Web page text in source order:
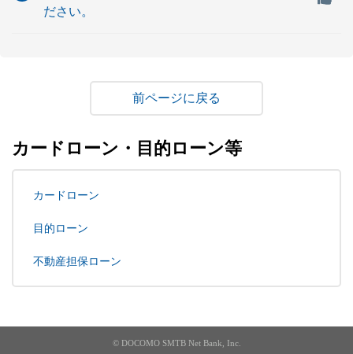
ださい。
戻る
カードローン・目的ローン等
カードローン
目的ローン
不動産担保ローン
© DOCOMO SMTB Net Bank, Inc.